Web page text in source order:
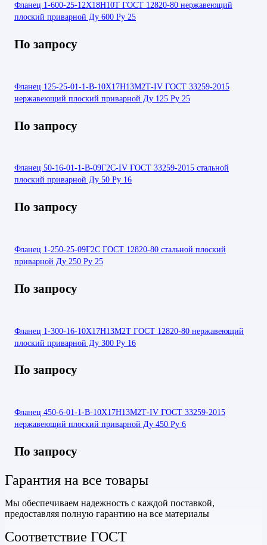
Фланец 1-600-25-12Х18Н10Т ГОСТ 12820-80 нержавеющий
плоский приварной Ду 600 Ру 25
По запросу
Фланец 125-25-01-1-В-10Х17Н13М2Т-IV ГОСТ 33259-2015
нержавеющий плоский приварной Ду 125 Ру 25
По запросу
Фланец 50-16-01-1-В-09Г2С-IV ГОСТ 33259-2015 стальной
плоский приварной Ду 50 Ру 16
По запросу
Фланец 1-250-25-09Г2С ГОСТ 12820-80 стальной плоский
приварной Ду 250 Ру 25
По запросу
Фланец 1-300-16-10Х17Н13М2Т ГОСТ 12820-80 нержавеющий
плоский приварной Ду 300 Ру 16
По запросу
Фланец 450-6-01-1-В-10Х17Н13М2Т-IV ГОСТ 33259-2015
нержавеющий плоский приварной Ду 450 Ру 6
По запросу
Гарантия на все товары
Мы обеспечиваем надежность с каждой поставкой,
предоставляя полную гарантию на все материалы
Соответствие ГОСТ